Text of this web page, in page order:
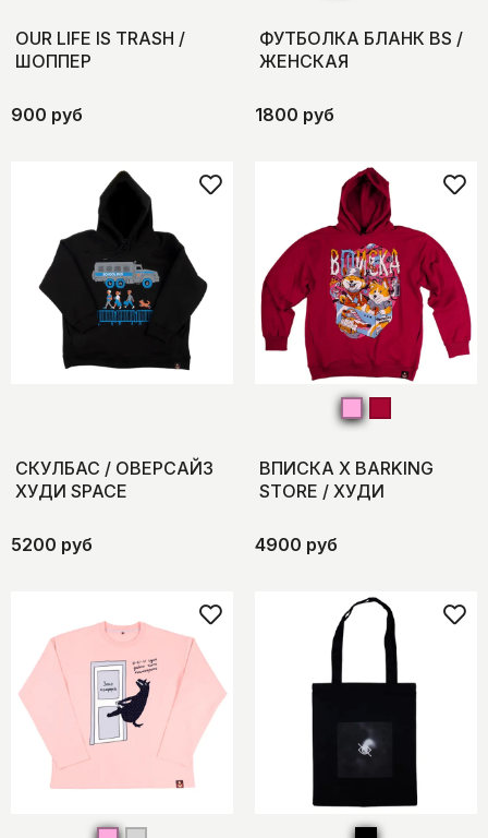
OUR LIFE IS TRASH /
ШОППЕР
900 руб
ФУТБОЛКА БЛАНК BS /
ЖЕНСКАЯ
1800 руб
СКУЛБАС / ОВЕРСАЙЗ
ХУДИ SPACE
5200 руб
ВПИСКА X BARKING
STORE / ХУДИ
4900 руб